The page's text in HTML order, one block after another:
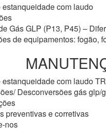
estanqueidade com laudo
Gás GLP (P13, P45) –
de equipamentos: fogão,
estanqueidade com laudo
Desconversões gás glp/
preventivas e corretivas
nos